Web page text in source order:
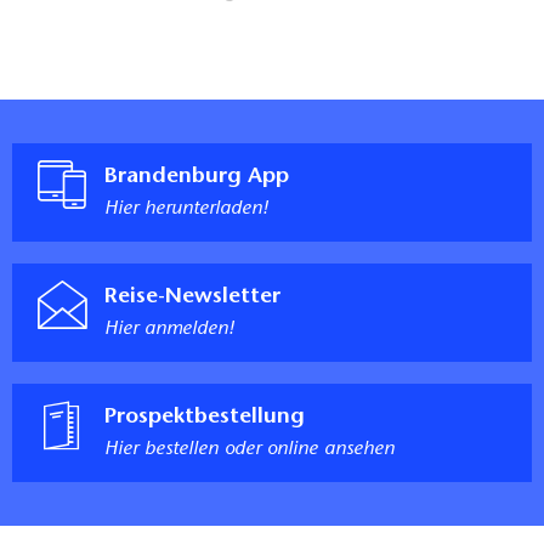
Durchgangsbreite der Zimmertür: 82 cm
benutzenden Türen, Flure und Durchgänge: 82 cm
Länge der Bewegungsfläche vor dem Sanitärraum im
Zimmer: >150 cm
Zimmer: >150 cm
Länge der Bewegungsfläche vor dem Durchgang zu
einer Längsseite des Bettes: >150 cm
Breite der Bewegungsfläche an dieser Längsseite des
Einrichtungsgegenständen (z.B. Schrank): >150 cm
Brandenburg App
Hier herunterladen!
Reise-Newsletter
Hier anmelden!
Prospektbestellung
Hier bestellen oder online ansehen